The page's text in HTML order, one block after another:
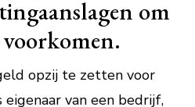
om
opzij te zetten voor
van een bedrijf,